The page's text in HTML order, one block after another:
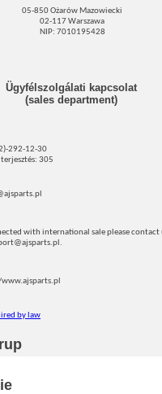
05-850 Ożarów Mazowiecki
02-117 Warszawa
NIP: 7010195428
Ügyfélszolgálati kapcsolat
(sales department)
292-12-30
305
with international sale please contact
by law